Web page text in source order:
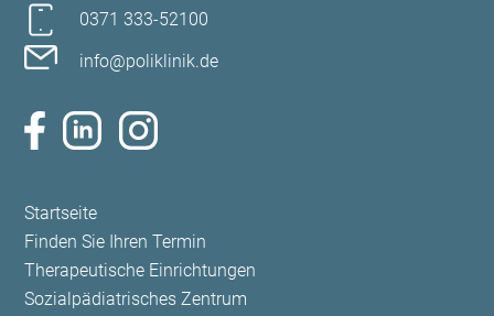
Ohr und Ohrschädel
Ohrmikroskopie, Parazentese, Paukendrainage
Ohrmuschelteilresektionen bei Tumoren
Gesicht
Nasenscheidewandkorrektur
Verkleinerung der Nasenmuscheln mit Laser/
0371 333-52100
info@poliklinik.de
Navigation
überspringen
Startseite
Finden Sie Ihren Termin
Therapeutische Einrichtungen
Sozialpädiatrisches Zentrum